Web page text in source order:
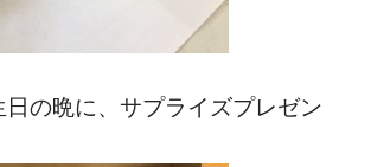
日の晩に、サプライズプレゼン